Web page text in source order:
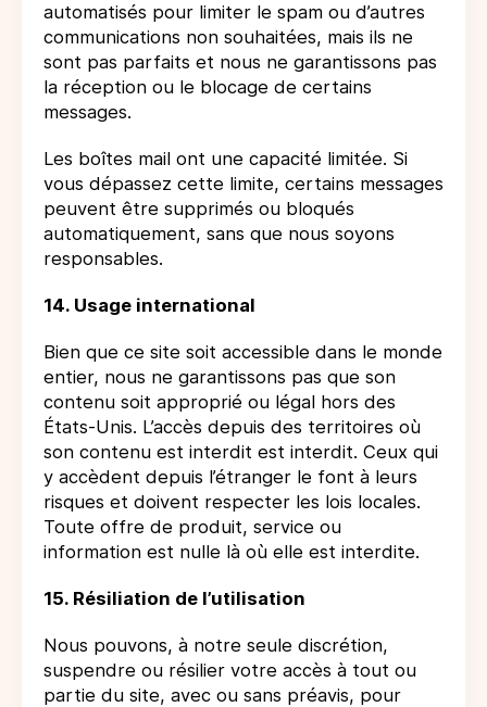
automatisés pour limiter le spam ou d’autres
communications non souhaitées, mais ils ne
sont pas parfaits et nous ne garantissons pas
la réception ou le blocage de certains
messages.
Les boîtes mail ont une capacité limitée. Si
vous dépassez cette limite, certains messages
peuvent être supprimés ou bloqués
automatiquement, sans que nous soyons
responsables.
14. Usage international
Bien que ce site soit accessible dans le monde
entier, nous ne garantissons pas que son
contenu soit approprié ou légal hors des
États-Unis. L’accès depuis des territoires où
son contenu est interdit est interdit. Ceux qui
y accèdent depuis l’étranger le font à leurs
risques et doivent respecter les lois locales.
Toute offre de produit, service ou
information est nulle là où elle est interdite.
15. Résiliation de l’utilisation
Nous pouvons, à notre seule discrétion,
suspendre ou résilier votre accès à tout ou
partie du site, avec ou sans préavis, pour